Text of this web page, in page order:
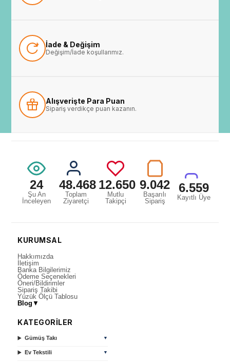
İade & Değişim
Değişim/İade koşullarımız.
Alışverişte Para Puan
Sipariş verdikçe puan kazanın.
24
Şu An
İnceleyen
48.468
Toplam
Ziyaretçi
12.650
Mutlu
Takipçi
9.042
Başarılı
Sipariş
6.559
Kayıtlı Üye
KURUMSAL
Hakkımızda
İletişim
Banka Bilgilerimiz
Ödeme Seçenekleri
Öneri/Bildirimler
Sipariş Takibi
Yüzük Ölçü Tablosu
Blog ▼
KATEGORİLER
Gümüş Takı ▼
Ev Tekstili ▼